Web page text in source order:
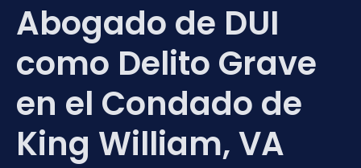
Abogado de DUI
como Delito Grave
en el Condado de
King William, VA